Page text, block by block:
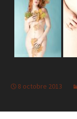
8 octobre 2013